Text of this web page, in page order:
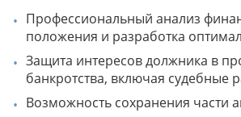
Профессиональный анализ
положения и разработка
Защита интересов должника в
банкротства, включая судебные
Возможность сохранения части